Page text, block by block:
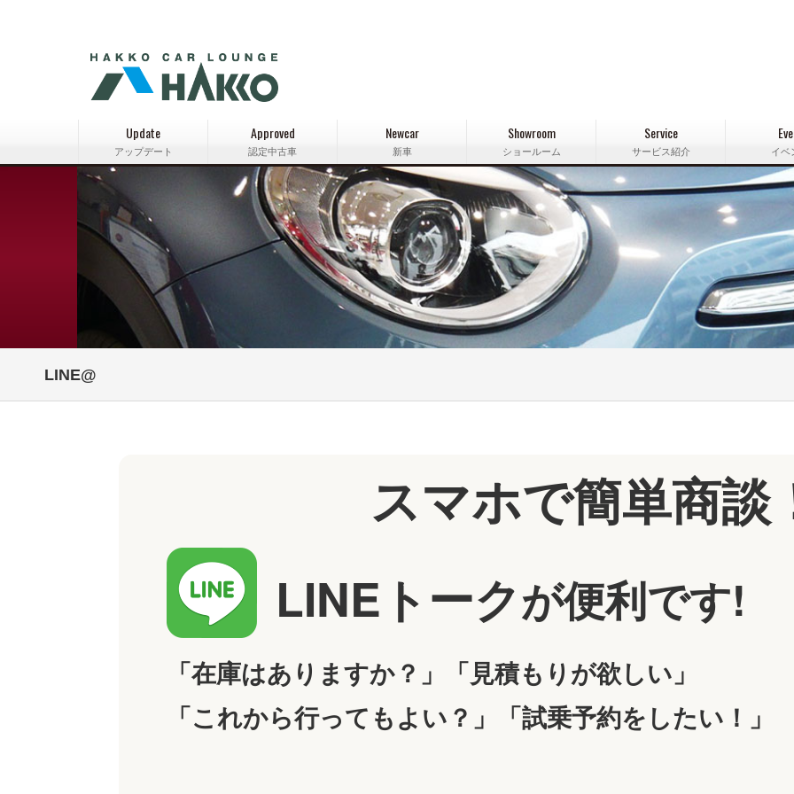
Update
アップデート
Approved
認定中古車
Newcar
新車
Showroom
ショールーム
Service
サービス紹介 イベ
LINE@
スマホで簡単商談
LINEトークが便利です!
「在庫はありますか？」
「見積もりが欲しい」
「これから行ってもよい？」「試乗予約をしたい！」